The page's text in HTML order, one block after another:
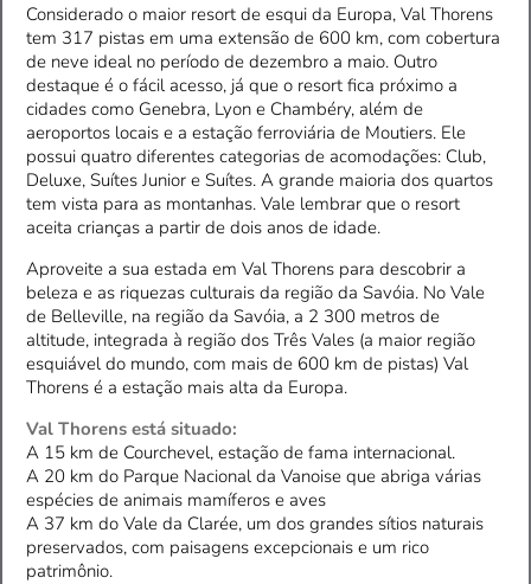
Considerado o maior resort de esqui da Europa, Val Thorens
tem 317 pistas em uma extensão de 600 km, com cobertura
de neve ideal no período de dezembro a maio. Outro
destaque é o fácil acesso, já que o resort fica próximo a
cidades como Genebra, Lyon e Chambéry, além de
aeroportos locais e a estação ferroviária de Moutiers. Ele
possui quatro diferentes categorias de acomodações: Club,
Deluxe, Suítes Junior e Suítes. A grande maioria dos quartos
tem vista para as montanhas. Vale lembrar que o resort
aceita crianças a partir de dois anos de idade.
Aproveite a sua estada em Val Thorens para descobrir a
beleza e as riquezas culturais da região da Savóia. No Vale
de Belleville, na região da Savóia, a 2 300 metros de
altitude, integrada à região dos Três Vales (a maior região
esquiável do mundo, com mais de 600 km de pistas) Val
Thorens é a estação mais alta da Europa.
Val Thorens está situado:
A 15 km de Courchevel, estação de fama internacional.
A 20 km do Parque Nacional da Vanoise que abriga várias
espécies de animais mamíferos e aves
A 37 km do Vale da Clarée, um dos grandes sítios naturais
preservados, com paisagens excepcionais e um rico
patrimônio.